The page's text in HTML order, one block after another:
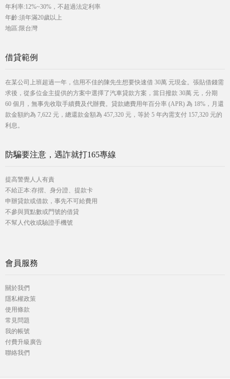
年利率:12%~30%，不超過法定利率
年齡:須年滿20歲以上
地區:限台灣
借貸範例
在某公司上班超過一年，信用不佳的陳先生想要快速借 30萬 元現金。張貼借錢需
求後，從多位金主提供的方案中選擇了汽車貸款方案，當日撥款 30萬 元，分期
60 個月，無事先收取手續費及代辦費。貸款總費用年百分率 (APR) 為 18%，月還
款金額約為 7,622 元，總還款金額為 457,320 元，等於 5 年內需支付 157,320 元的
利息。
防騙要注意，遇詐就打165專線
提高警覺人人有責
不給正本:存摺、身分證、提款卡
申辦貸款或借款，事先不可給費用
不參與買點數或門號的借貸
不幫人代收或驗證手機號
會員服務
關於我們
隱私權政策
使用條款
常見問題
我的帳號
付費升級廣告
聯絡我們